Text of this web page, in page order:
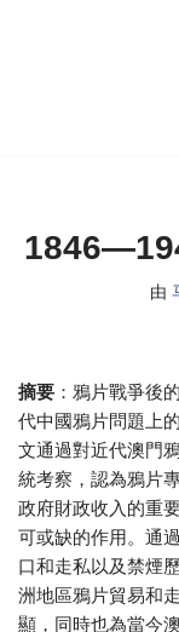
由
摘要 ：鴉片戰爭後
代中國鴉片問題上
文通過對近代澳門
統考察，認為鴉片
政府財政收入的重
可或缺的作用。通
口和走私以及禁煙
洲地區鴉片貿易和
顯，同時也為當今